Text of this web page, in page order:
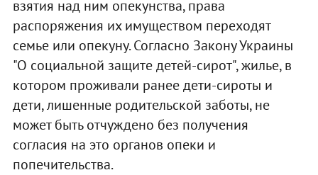
взятия над ним опекунства, права
распоряжения их имуществом переходят
семье или опекуну. Согласно Закону Украины
"О социальной защите детей-сирот", жилье, в
котором проживали ранее дети-сироты и
дети, лишенные родительской заботы, не
может быть отчуждено без получения
согласия на это органов опеки и
попечительства.